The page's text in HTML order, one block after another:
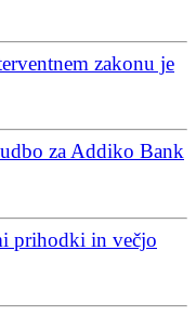
zakonu je
za Addiko Bank
prihodki in večjo